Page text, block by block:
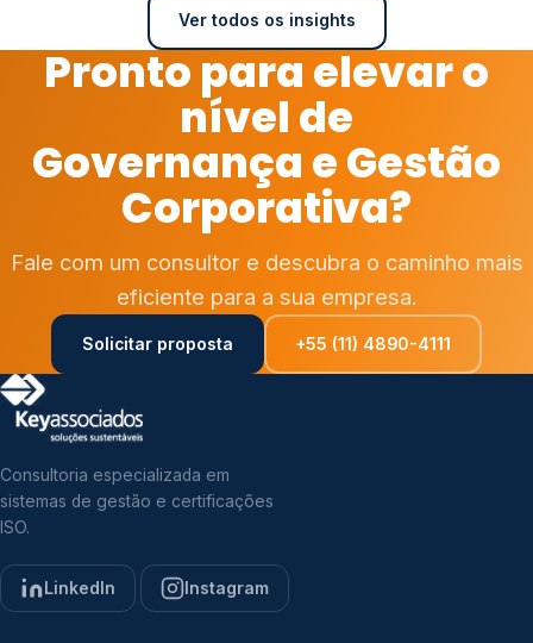
Ver todos os insights
Pronto para elevar o
nível de
Governança e Gestão
Corporativa?
Fale com um consultor e descubra o caminho mais
eficiente para a sua empresa.
Solicitar proposta +55 (11) 4890-4111
Consultoria especializada em
sistemas de gestão e certificações
ISO.
LinkedIn Instagram